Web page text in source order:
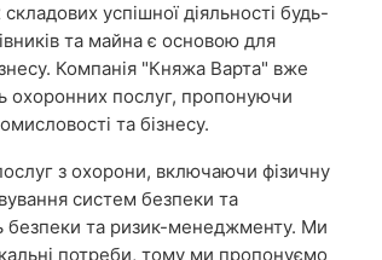
успішної діяльності будь-
та майна є основою для
Компанія "Княжа Варта" вже
охоронних послуг, пропонуючи
та бізнесу.
з охорони, включаючи фізичну
систем безпеки та
безпеки та ризик-менеджменту. Ми
потреби, тому ми пропонуємо